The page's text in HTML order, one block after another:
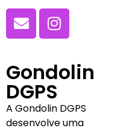
Gondolin
DGPS
A Gondolin DGPS
desenvolve uma